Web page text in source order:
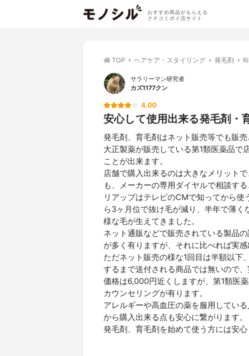
おすすめ商品がもらえる
クチコミポイ活サイト
TOP ヘアケア・スタイリング 発毛剤
サラリーマン研究者
カズ1177クン
4.00
安心して使用出来る発毛剤・
発毛剤、育毛剤はネット販売等でも販
大正製薬が販売している第1類医薬品で
ことが出来ます。
店舗で購入出来るのは大きなメリット
も、メーカーの専用ダイヤルで相談する
リアップはテレビのCMで知ってから
ら3ヶ月位で抜け毛が減り、半年で薄
様な毛が生えてきました。
ネット通販などで販売されている製品
が多く有りますが、それに比べれば実
ただネット販売の様な1回目は半額以
するまで送付される商品では無いので
価格は6,000円近くしますが、第1類医
カウンセリングが有ります。
アレルギーや高血圧の薬を服用してい
から購入出来る点も安心に繋がります。
発毛剤、育毛剤を始めて使う方には安